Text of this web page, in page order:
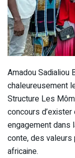
Amadou Sadialiou
chaleureusement
Structure Les
concours
engagement dans
conte, des
africaine.